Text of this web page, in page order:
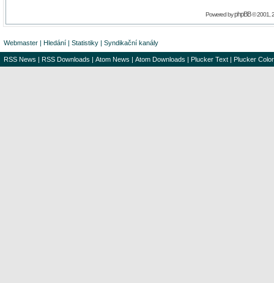
Powered byphpBB© 2001,
Webmaster | Hledání | Statistiky | Syndikační kanály
RSS News | RSS Downloads | Atom News | Atom Downloads | Plucker Text | Plucker Color